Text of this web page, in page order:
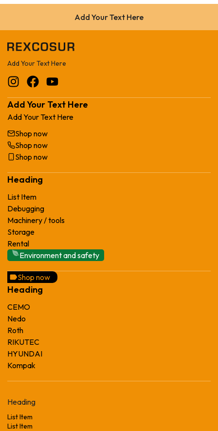
Add Your Text Here
Add Your Text Here
Add Your Text Here
Add Your Text Here
Shop now
Shop now
Shop now
Heading
List Item
Debugging
Machinery / tools
Storage
Rental
Environment and safety
Shop now
Heading
CEMO
Nedo
Roth
RIKUTEC
HYUNDAI
Kompak
Heading
List Item
List Item